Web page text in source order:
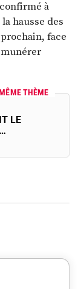
à
hausse des
face
THÈME
LE